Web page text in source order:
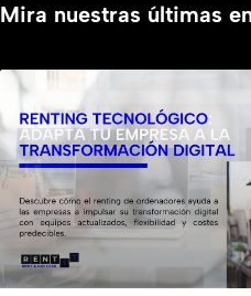
Mira nuestras últimas